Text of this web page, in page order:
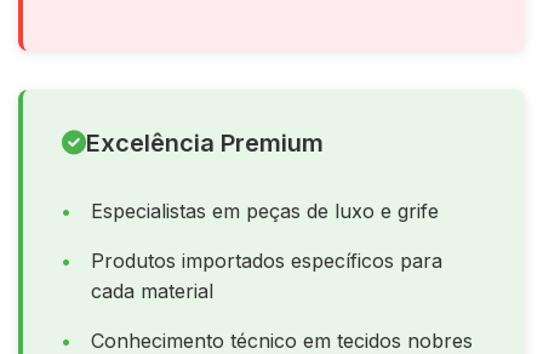
Excelência Premium
Especialistas em peças de luxo e grife
Produtos importados específicos para
cada material
Conhecimento técnico em tecidos nobres